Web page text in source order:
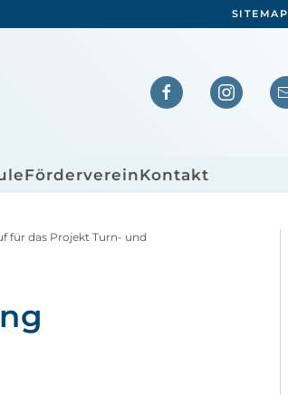
SITEMAP
FördervereinKontakt
für das Projekt Turn- und